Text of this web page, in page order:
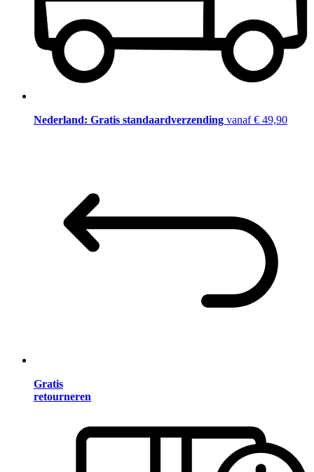
Nederland: Gratis standaardverzending vanaf € 49,90
Gratis
retourneren